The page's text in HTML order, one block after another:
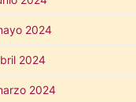
2024
2024
2024